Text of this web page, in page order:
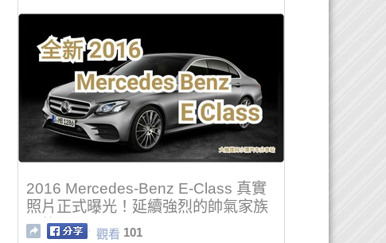
2016 Mercedes-Benz E-Class 真實
照片正式曝光！延續強烈的帥氣家族
風格！
觀看 101